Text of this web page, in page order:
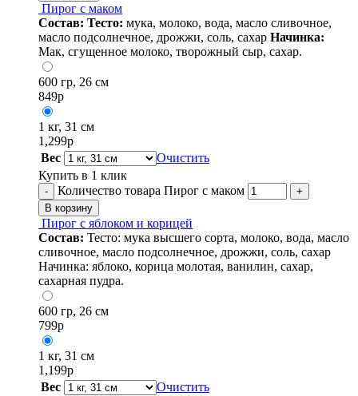
Пирог с маком
Состав: Тесто: мука, молоко, вода, масло сливочное,
масло подсолнечное, дрожжи, соль, сахар Начинка:
Мак, сгущенное молоко, творожный сыр, сахар.
600 гр, 26 см
849р
1 кг, 31 см
1,299р
Вес
Очистить
Купить в 1 клик
- Количество товара Пирог с маком
+
В корзину
Пирог с яблоком и корицей
Состав: Тесто: мука высшего сорта, молоко, вода, масло
сливочное, масло подсолнечное, дрожжи, соль, сахар
Начинка: яблоко, корица молотая, ванилин, сахар,
сахарная пудра.
600 гр, 26 см
799р
1 кг, 31 см
1,199р
Вес
Очистить